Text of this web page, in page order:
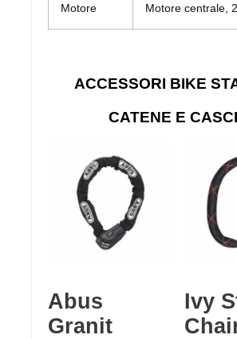
Motore Motore centrale,
ACCESSORI BIKE
CATENE E
Abus
Granit
Ivy